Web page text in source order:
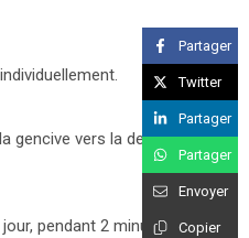
gencive vers la dent, « du
pendant 2 minutes.
Partager
Twitter
Partager
Partager
Envoyer
Copier